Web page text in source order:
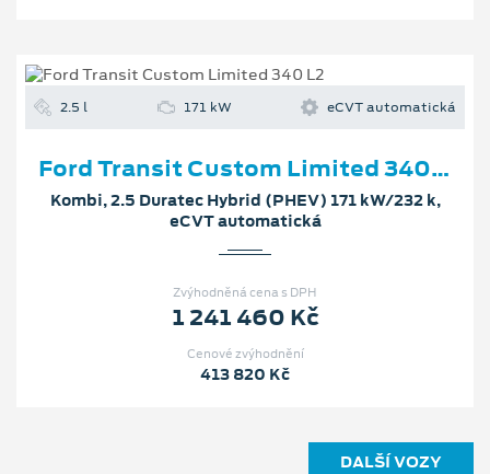
2.5 l 171 kW eCVT automatická
Ford Transit Custom Limited 340 L2
Kombi, 2.5 Duratec Hybrid (PHEV) 171 kW/232 k,
eCVT automatická
Zvýhodněná cena s DPH
1 241 460 Kč
Cenové zvýhodnění
413 820 Kč
DALŠÍ VOZY